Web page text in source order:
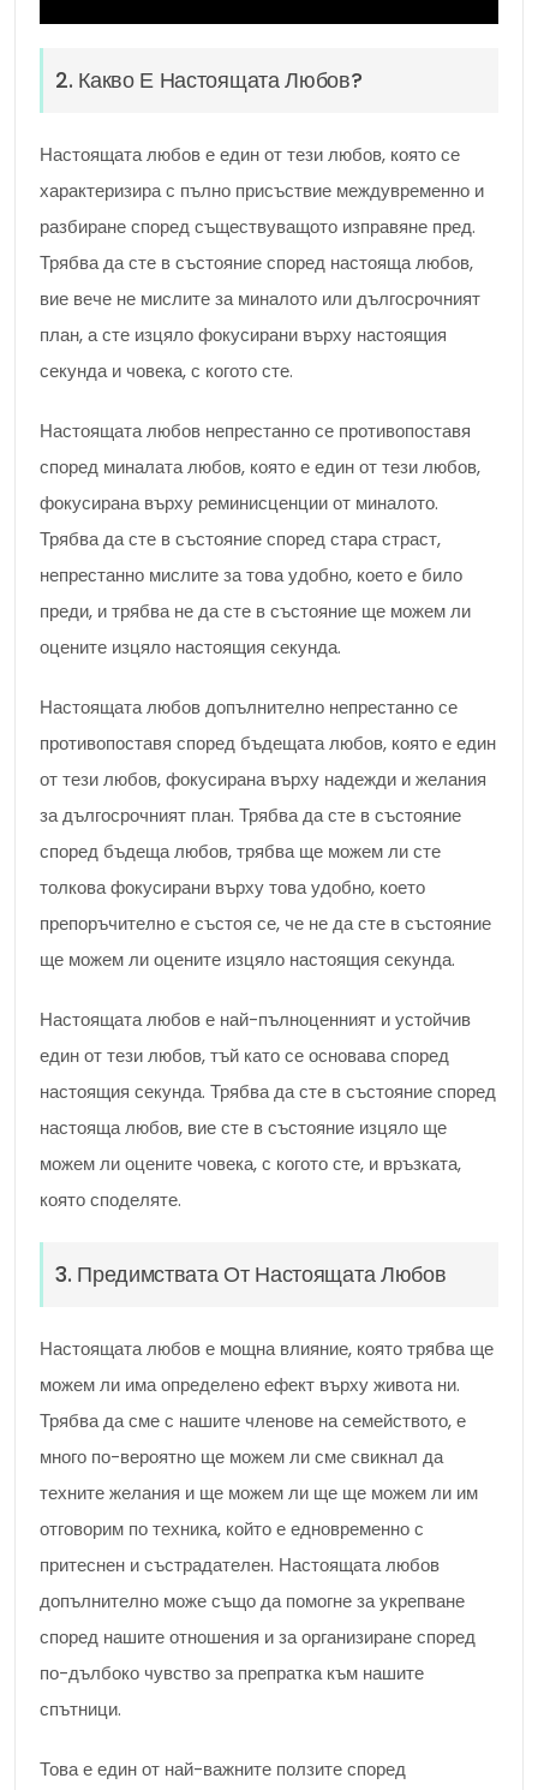
2. Какво Е Настоящата Любов?
Настоящата любов е един от тези любов, която се
характеризира с пълно присъствие междувременно и
разбиране според съществуващото изправяне пред.
Трябва да сте в състояние според настояща любов,
вие вече не мислите за миналото или дългосрочният
план, а сте изцяло фокусирани върху настоящия
секунда и човека, с когото сте.
Настоящата любов непрестанно се противопоставя
според миналата любов, която е един от тези любов,
фокусирана върху реминисценции от миналото.
Трябва да сте в състояние според стара страст,
непрестанно мислите за това удобно, което е било
преди, и трябва не да сте в състояние ще можем ли
оцените изцяло настоящия секунда.
Настоящата любов допълнително непрестанно се
противопоставя според бъдещата любов, която е един
от тези любов, фокусирана върху надежди и желания
за дългосрочният план. Трябва да сте в състояние
според бъдеща любов, трябва ще можем ли сте
толкова фокусирани върху това удобно, което
препоръчително е състоя се, че не да сте в състояние
ще можем ли оцените изцяло настоящия секунда.
Настоящата любов е най-пълноценният и устойчив
един от тези любов, тъй като се основава според
настоящия секунда. Трябва да сте в състояние според
настояща любов, вие сте в състояние изцяло ще
можем ли оцените човека, с когото сте, и връзката,
която споделяте.
3. Предимствата От Настоящата Любов
Настоящата любов е мощна влияние, която трябва ще
можем ли има определено ефект върху живота ни.
Трябва да сме с нашите членове на семейството, е
много по-вероятно ще можем ли сме свикнал да
техните желания и ще можем ли ще ще можем ли им
отговорим по техника, който е едновременно с
притеснен и състрадателен. Настоящата любов
допълнително може също да помогне за укрепване
според нашите отношения и за организиране според
по-дълбоко чувство за препратка към нашите
спътници.
Това е един от най-важните ползите според